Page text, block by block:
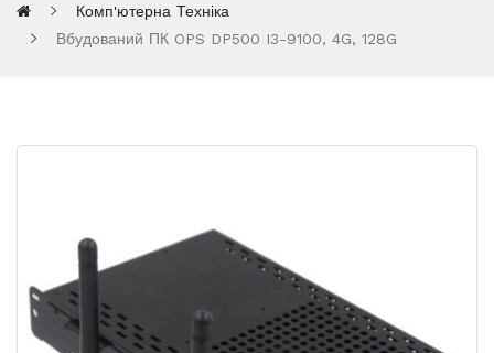
Комп'ютерна Техніка
Вбудований ПК OPS DP500 I3-9100, 4G, 128G